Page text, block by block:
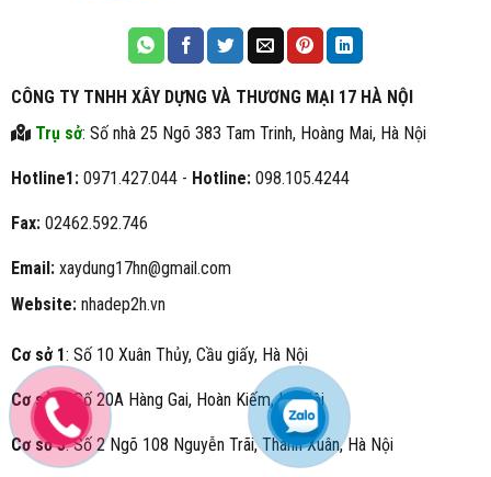
CÔNG TY TNHH XÂY DỰNG VÀ THƯƠNG MẠI 17 HÀ NỘI
Trụ sở: Số nhà 25 Ngõ 383 Tam Trinh, Hoàng Mai, Hà Nội
Hotline1:0971.427.044 - Hotline:098.105.4244
Fax:02462.592.746
Email:xaydung17hn@gmail.com
Website:nhadep2h.vn
Cơ sở 1: Số 10 Xuân Thủy, Cầu giấy, Hà Nội
Cơ sở 2 : Số 20A Hàng Gai, Hoàn Kiếm, Hà Nội
Cơ sở 3: Số 2 Ngõ 108 Nguyễn Trãi, Thanh Xuân, Hà Nội